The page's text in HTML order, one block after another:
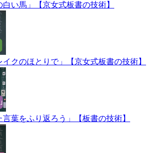
い馬」【京女式板書の技術】
クのほとりで」【京女式板書の技術】
葉をふり返ろう」【板書の技術】